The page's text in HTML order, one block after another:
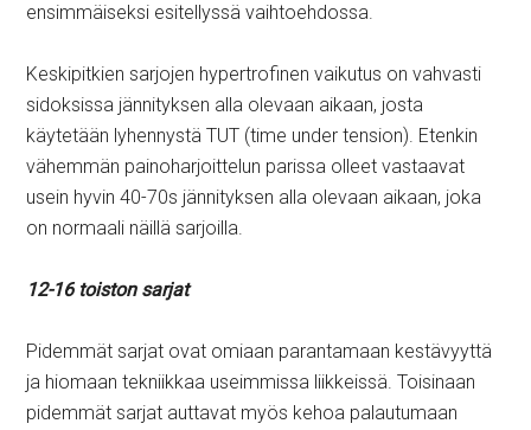
ensimmäiseksi esitellyssä vaihtoehdossa.
Keskipitkien sarjojen hypertrofinen vaikutus on vahvasti
sidoksissa jännityksen alla olevaan aikaan, josta
käytetään lyhennystä TUT (time under tension). Etenkin
vähemmän painoharjoittelun parissa olleet vastaavat
usein hyvin 40-70s jännityksen alla olevaan aikaan, joka
on normaali näillä sarjoilla.
12-16 toiston sarjat
Pidemmät sarjat ovat omiaan parantamaan kestävyyttä
ja hiomaan tekniikkaa useimmissa liikkeissä. Toisinaan
pidemmät sarjat auttavat myös kehoa palautumaan